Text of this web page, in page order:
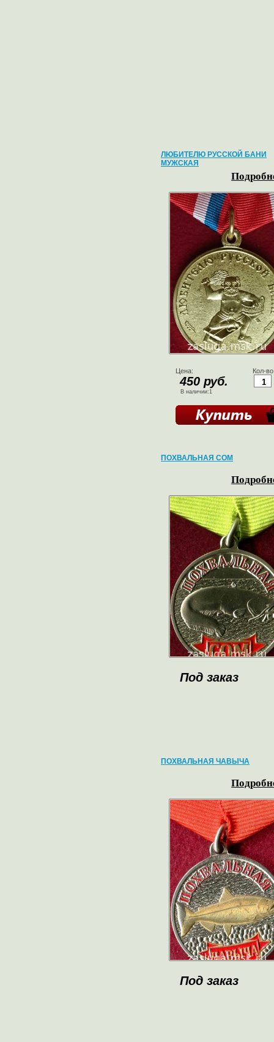
ЛЮБИТЕЛЮ РУССКОЙ БАНИ
МУЖСКАЯ
Цена:
450 руб.
В наличии:1
Кол-
ПОХВАЛЬНАЯ СОМ
Под заказ
ПОХВАЛЬНАЯ ЧАВЫЧА
Под заказ